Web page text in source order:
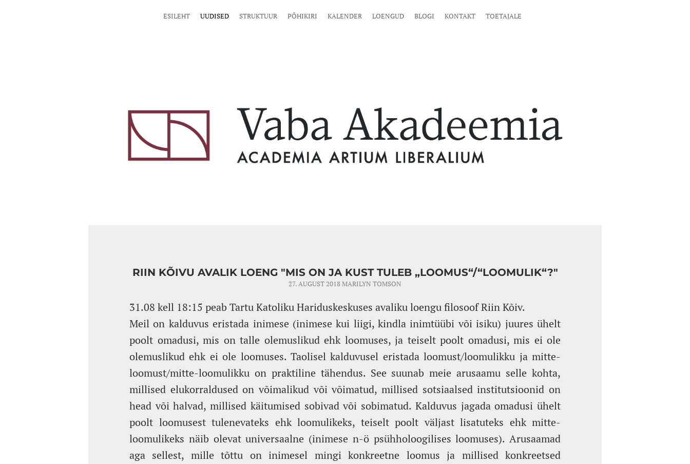
ESILEHT UUDISED STRUKTUUR PÕHIKIRI KALENDER LOENGUD BLOGI KONTAKT TOETAJALE
RIIN KÕIVU AVALIK LOENG "MIS ON JA KUST TULEB „LOOMUS“/“LOOMULIK“?"
27. AUGUST 2018MARILYN TOMSON
31.08 kell 18:15 peab Tartu Katoliku Hariduskeskuses avaliku loengu filosoof Riin Kõiv.
Meil on kalduvus eristada inimese (inimese kui liigi, kindla inimtüübi või isiku) juures ühelt
poolt omadusi, mis on talle olemuslikud ehk loomuses, ja teiselt poolt omadusi, mis ei ole
olemuslikud ehk ei ole loomuses. Taolisel kalduvusel eristada loomust/loomulikku ja mitte-
loomust/mitte-loomulikku on praktiline tähendus. See suunab meie arusaamu selle kohta,
millised elukorraldused on võimalikud või võimatud, millised sotsiaalsed institutsioonid on
head või halvad, millised käitumised sobivad või sobimatud. Kalduvus jagada omadusi ühelt
poolt loomusest tulenevateks ehk loomulikeks, teiselt poolt väljast lisatuteks ehk mitte-
loomulikeks näib olevat universaalne (inimese n-ö psühholoogilises loomuses). Arusaamad
aga sellest, mille tõttu on inimesel mingi konkreetne loomus ja millised konkreetsed